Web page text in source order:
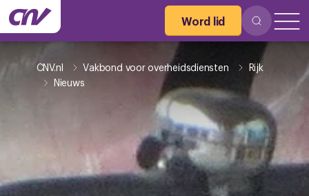
Word lid
CNV.nl Vakbond voor overheidsdiensten
Rijk
Nieuws